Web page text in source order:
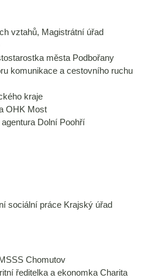
vztahů, Magistrátní úřad
města Podbořany
komunikace a cestovního ruchu
kraje
OHK Most
Dolní Poohří
sociální práce Krajský úřad
Chomutov
ředitelka a ekonomka Charita